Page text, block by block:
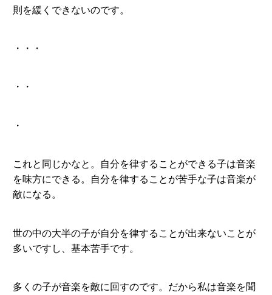
則を緩くできないのです。
・・・
・・
・
これと同じかなと。自分を律することができる子は音楽
を味方にできる。自分を律することが苦手な子は音楽が
敵になる。
世の中の大半の子が自分を律することが出来ないことが
多いですし、基本苦手です。
多くの子が音楽を敵に回すのです。だから私は音楽を聞